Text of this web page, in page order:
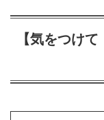
【気をつけ